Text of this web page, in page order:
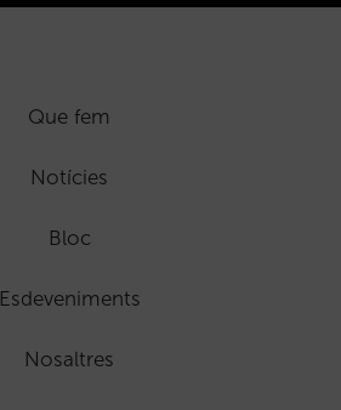
Que fem
Notícies
Bloc
Esdeveniments
Nosaltres